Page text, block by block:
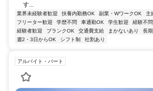
す...
業界未経験者歓迎 扶養内勤務OK 副業・WワークOK
主
フリーター歓迎
学歴不問 車通勤OK 学生歓迎 経験不問
経験者歓迎
ブランクOK 交通費支給 まかないあり 長
週2・3日からOK
シフト制 社割あり
アルバイト・パート